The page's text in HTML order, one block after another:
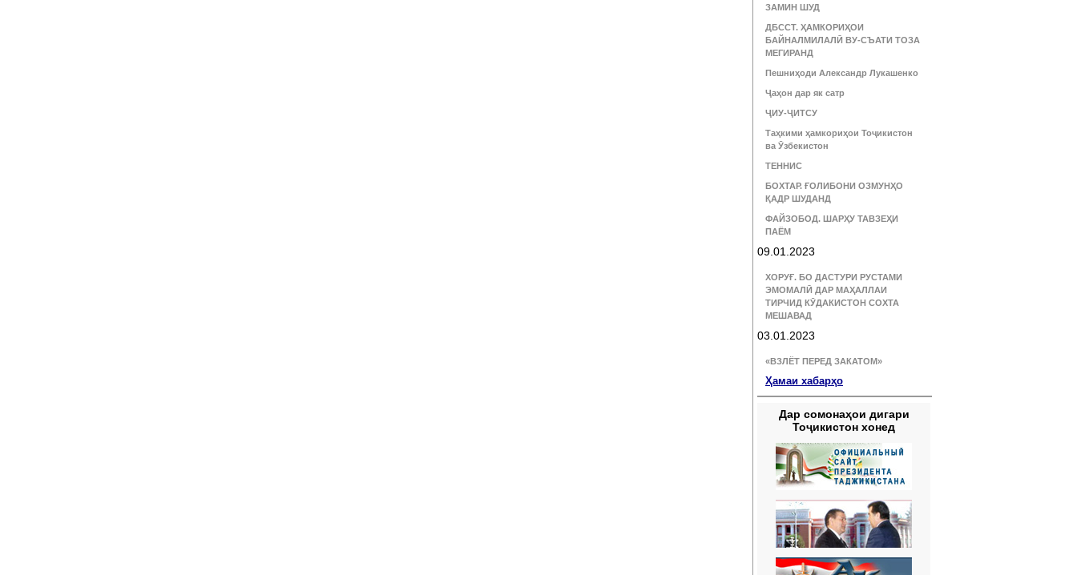
ЗАМИН ШУД
ДБССТ. ҲАМКОРИҲОИ
БАЙНАЛМИЛАЛӢ ВУ-СЪАТИ ТОЗА
МЕГИРАНД
Пешниҳоди Александр Лукашенко
Ҷаҳон дар як сатр
ҶИУ-ҶИТСУ
Таҳкими ҳамкориҳои Тоҷикистон
ва Ӯзбекистон
ТЕННИС
БОХТАР. ҒОЛИБОНИ ОЗМУНҲО
ҚАДР ШУДАНД
ФАЙЗОБОД. ШАРҲУ ТАВЗЕҲИ
ПАЁМ
09.01.2023
ХОРУҒ. БО ДАСТУРИ РУСТАМИ
ЭМОМАЛӢ ДАР МАҲАЛЛАИ
ТИРЧИД КӮДАКИСТОН СОХТА
МЕШАВАД
03.01.2023
«ВЗЛЁТ ПЕРЕД ЗАКАТОМ»
Ҳамаи хабарҳо
Дар сомонаҳои дигари
Тоҷикистон хонед